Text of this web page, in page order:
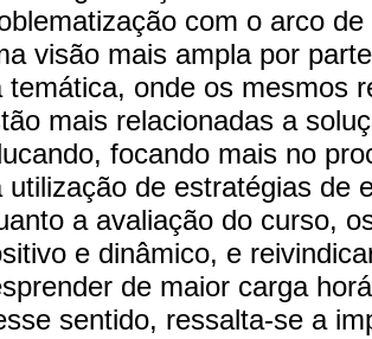
com o arco
visão mais ampla por
temática, onde os mesmos
mais relacionadas a
focando mais no
utilização de estratégias de
a avaliação do curso,
e dinâmico, e
de maior carga
sentido, ressalta-se a